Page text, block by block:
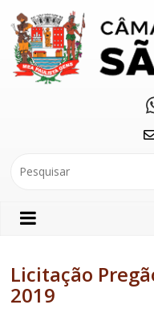
Licitação
2019